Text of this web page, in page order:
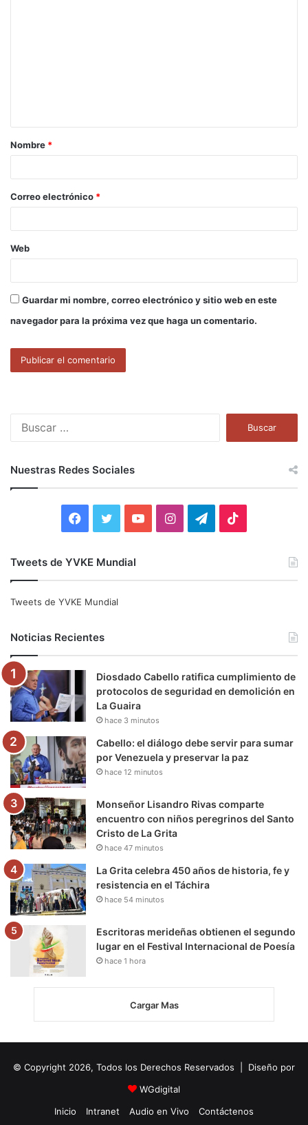
a
r
*
Nombre *
Correo electrónico *
Web
Guardar mi nombre, correo electrónico y sitio web en este
navegador para la próxima vez que haga un comentario.
r
:
Nuestras Redes Sociales
e
o
k
t
e
r
b
e
I
g
r
m
r
a
k
Tweets de YVKE Mundial
Tweets de YVKE Mundial
Noticias Recientes
Diosdado Cabello ratifica cumplimiento de
protocolos de seguridad en demolición en
La Guaira
hace 3 minutos
Cabello: el diálogo debe servir para sumar
por Venezuela y preservar la paz
hace 12 minutos
Monseñor Lisandro Rivas comparte
encuentro con niños peregrinos del Santo
Cristo de La Grita
hace 47 minutos
La Grita celebra 450 años de historia, fe y
resistencia en el Táchira
hace 54 minutos
Escritoras merideñas obtienen el segundo
lugar en el Festival Internacional de Poesía
hace 1 hora
Cargar Mas
© Copyright 2026, Todos los Derechos Reservados | Diseño por
WGdigital
Inicio
Intranet Audio en Vivo Contáctenos